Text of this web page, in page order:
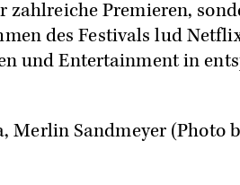
Premieren,
des Festivals lud
und Entertainment in
Sandmeyer (Photo